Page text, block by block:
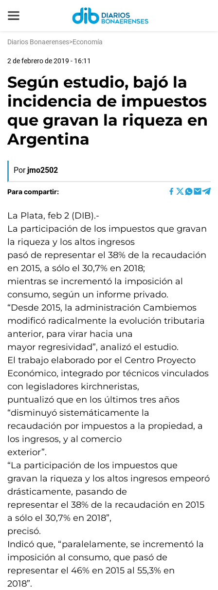
Diarios Bonaerenses>Economía
2 de febrero de 2019 - 16:11
Según estudio, bajó la
incidencia de impuestos
que gravan la riqueza en
Argentina
Por jmo2502
Para compartir:
La Plata, feb 2 (DIB).-
La participación de los impuestos que gravan
la riqueza y los altos ingresos
pasó de representar el 38% de la recaudación
en 2015, a sólo el 30,7% en 2018;
mientras se incrementó la imposición al
consumo, según un informe privado.
“Desde 2015, la administración Cambiemos
modificó radicalmente la evolución tributaria
anterior, para virar hacia una
mayor regresividad”, analizó el estudio.
El trabajo elaborado por el Centro Proyecto
Económico, integrado por técnicos vinculados
con legisladores kirchneristas,
puntualizó que en los últimos tres años
“disminuyó sistemáticamente la
recaudación por impuestos a la propiedad, a
los ingresos, y al comercio
exterior”.
“La participación de los impuestos que
gravan la riqueza y los altos ingresos empeoró
drásticamente, pasando de
representar el 38% de la recaudación en 2015
a sólo el 30,7% en 2018”,
precisó.
Indicó que, “paralelamente, se incrementó la
imposición al consumo, que pasó de
representar el 46% en 2015 al 55,3% en
2018”.